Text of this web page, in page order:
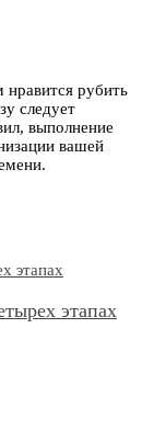
рубить
следует
выполнение
вашей
этапах